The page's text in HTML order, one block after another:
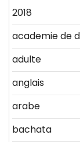
2018
academie de
adulte
anglais
arabe
bachata